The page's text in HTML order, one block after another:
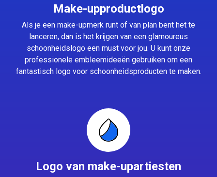
Make-upproductlogo
Als je een make-upmerk runt of van plan bent het te
lanceren, dan is het krijgen van een glamoureus
schoonheidslogo een must voor jou. U kunt onze
professionele embleemideeën gebruiken om een
fantastisch logo voor schoonheidsproducten te maken.
Logo van make-upartiesten